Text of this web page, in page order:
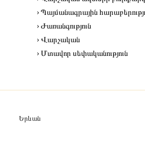
› Պայմանագրային
› Ժառանգություն
› Վարչական
› Մտավոր սեփականություն
Երևան